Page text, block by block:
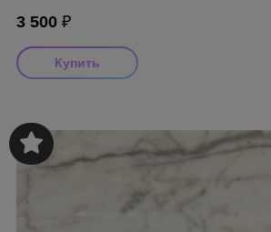
3 500 ₽